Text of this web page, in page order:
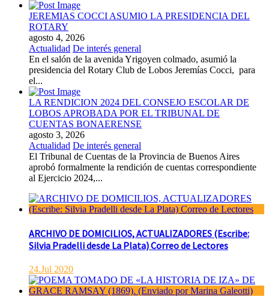
JEREMIAS COCCI ASUMIO LA PRESIDENCIA DEL
ROTARY
agosto 4, 2026
Actualidad De interés general
En el salón de la avenida Yrigoyen colmado, asumió la
presidencia del Rotary Club de Lobos Jeremías Cocci, para
el...
LA RENDICION 2024 DEL CONSEJO ESCOLAR DE
LOBOS APROBADA POR EL TRIBUNAL DE
CUENTAS BONAERENSE
agosto 3, 2026
Actualidad De interés general
El Tribunal de Cuentas de la Provincia de Buenos Aires
aprobó formalmente la rendición de cuentas correspondiente
al Ejercicio 2024,...
ARCHIVO DE DOMICILIOS, ACTUALIZADORES (Escribe:
Silvia Pradelli desde La Plata) Correo de Lectores
24.Jul 2020